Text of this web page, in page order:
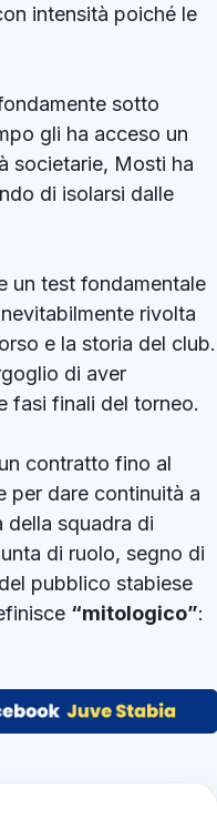
intensità poiché le
sotto
gli ha acceso un
societarie, Mosti ha
di isolarsi dalle
un test fondamentale
rivolta
e la storia del club.
di aver
fasi finali del torneo.
contratto fino al
per dare continuità a
della squadra di
di ruolo, segno di
pubblico stabiese
“mitologico”: